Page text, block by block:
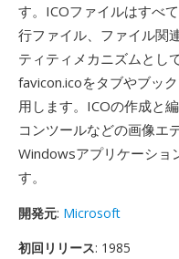
す。ICOファイルはすべ
行ファイル、ファイル関
ティティメカニズムとし
favicon.icoをタブやブッ
用します。ICOの作成と
コンツールなどの画像エ
Windowsアプリケーショ
す。
開発元: Microsoft
初回リリース: 1985